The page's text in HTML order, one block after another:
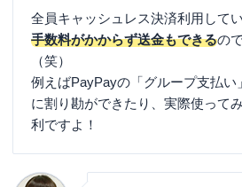
全員キャッシュレス決済利用してい
手数料がかからず送金もできるの
（笑）
例えばPayPayの「グループ支払い
に割り勘ができたり、実際使って
利ですよ！